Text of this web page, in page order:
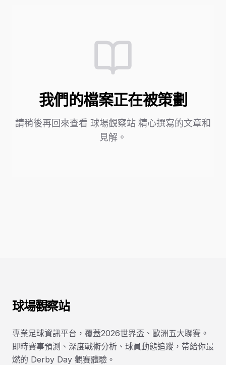
我們的檔案正在被策劃
請稍後再回來查看 球場觀察站 精心撰寫的文章和
見解。
球場觀察站
專業足球資訊平台，覆蓋2026世界盃、歐洲五大聯賽。
即時賽事預測、深度戰術分析、球員動態追蹤，帶給你最
燃的 Derby Day 觀賽體驗。